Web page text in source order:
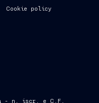
Cookie policy
- n. iscr. e C.F.